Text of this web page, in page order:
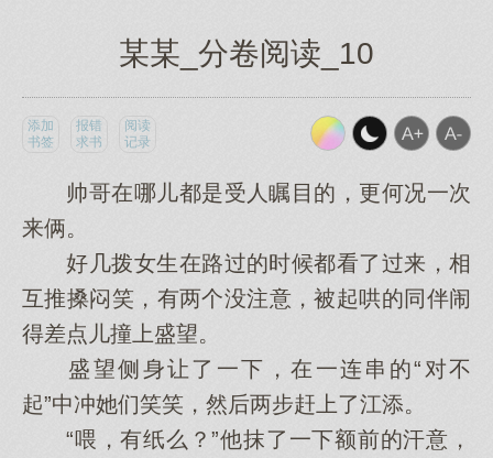
某某_分卷阅读_10
添加
书签
报错
求书
阅读
记录
帅哥在哪儿都是受人瞩目的，更何况一次
来俩。
好几拨女生在路过的时候都看了过来，相
互推搡闷笑，有两个没注意，被起哄的同伴闹
得差点儿撞上盛望。
盛望侧身让了一下，在一连串的“对不
起”中冲她们笑笑，然后两步赶上了江添。
“喂，有纸么？”他抹了一下额前的汗意，